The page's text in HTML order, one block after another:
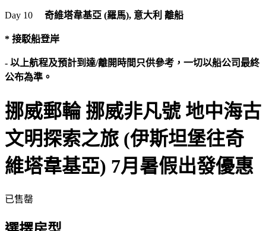
Day 10 奇維塔韋基亞 (羅馬), 意大利 離船
* 接駁船登岸
- 以上航程及預計到達/離開時間只供參考，一切以船公司最終
公布為準。
挪威郵輪 挪威非凡號 地中海古
文明探索之旅 (伊斯坦堡往奇
維塔韋基亞) 7月暑假出發優惠
已售罄